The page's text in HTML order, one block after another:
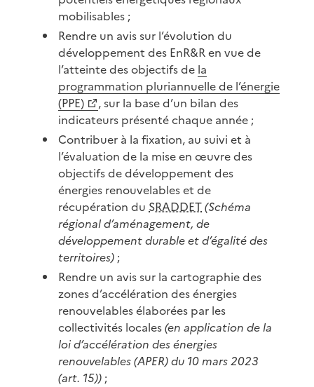
mobilisables ;
Rendre un avis sur l’évolution du
développement des EnR&R en vue de
l’atteinte des objectifs de la
programmation pluriannuelle de l’énergie
(PPE)
, sur la base d’un bilan des
indicateurs présenté chaque année ;
Contribuer à la fixation, au suivi et à
l’évaluation de la mise en œuvre des
objectifs de développement des
énergies renouvelables et de
récupération du SRADDET(Schéma
régional d’aménagement, de
développement durable et d’égalité des
territoires) ;
Rendre un avis sur la cartographie des
zones d’accélération des énergies
renouvelables élaborées par les
collectivités locales(en application de la
loi d’accélération des énergies
renouvelables (APER) du 10 mars 2023
(art. 15)) ;